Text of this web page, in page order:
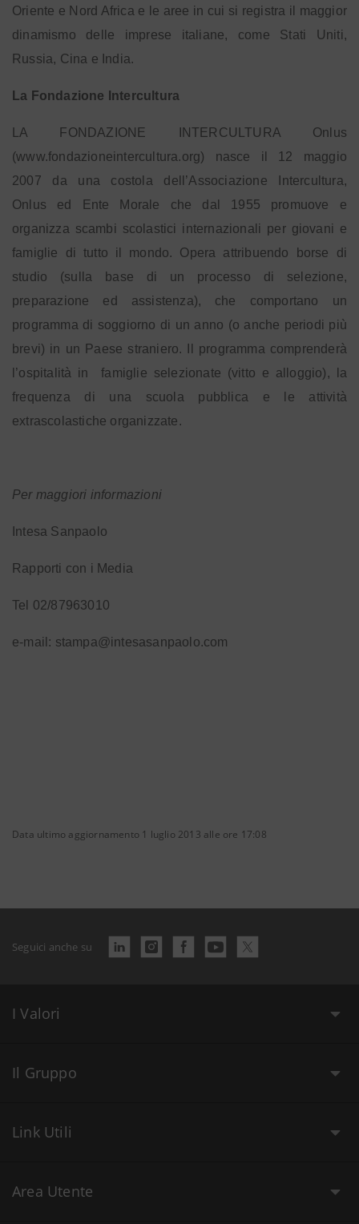
Oriente e Nord Africa e le aree in cui si registra il maggior
dinamismo delle imprese italiane, come Stati Uniti,
Russia, Cina e India.
La Fondazione Intercultura
LA FONDAZIONE INTERCULTURA Onlus
(www.fondazioneintercultura.org) nasce il 12 maggio
2007 da una costola dell’Associazione Intercultura,
Onlus ed Ente Morale che dal 1955 promuove e
organizza scambi scolastici internazionali per giovani e
famiglie di tutto il mondo. Opera attribuendo borse di
studio (sulla base di un processo di selezione,
preparazione ed assistenza), che comportano un
programma di soggiorno di un anno (o anche periodi più
brevi) in un Paese straniero. Il programma comprenderà
l’ospitalità in
famiglie selezionate (vitto e alloggio), la
frequenza di una scuola pubblica e le attività
extrascolastiche organizzate.
Per maggiori informazioni
Intesa Sanpaolo
Rapporti con i Media
Tel 02/87963010
e-mail: stampa@intesasanpaolo.com
Data ultimo aggiornamento 1 luglio 2013 alle ore 17:08
Seguici anche su
I Valori
Il Gruppo
Link Utili
Area Utente